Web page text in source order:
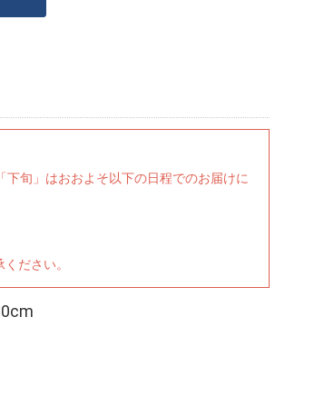
旬」はおおよそ以下の日程でのお届けに
ださい。